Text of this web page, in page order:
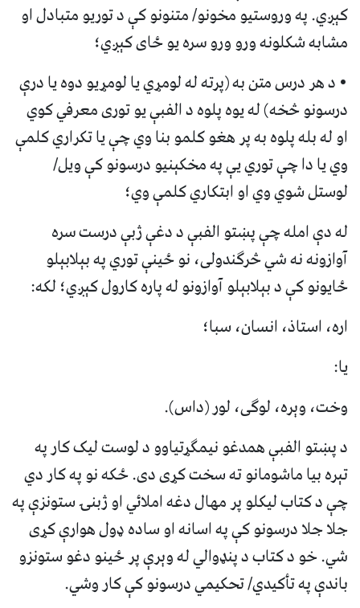
کېږي. په وروستيو مخونو/ متنونو کې د توريو متبادل او
مشابه شکلونه ورو ورو سره يو ځای کېږي؛
• د هر درس متن به (پرته له لومړي يا لومړيو دوه يا درې
درسونو څخه) له يوه پلوه د الفبې يو توری معرفي کوي
او له بله پلوه به پر هغو کلمو بنا وي چې يا تکراري کلمې
وي يا دا چې توري يې په مخکېنيو درسونو کې ويل/
لوستل شوي وي او ابتکاري کلمې وي؛
له دې امله چې پښتو الفبې د دغې ژبې درست سره
آوازونه نه شي څرګندولی، نو ځينې توري په بېلابېلو
ځايونو کې د بېلابېلو آوازونو له پاره کارول کېږي؛ لکه:
اره، استاذ، انسان، سبا؛
يا:
وخت، وېره، لوګی، لور (داس).
د پښتو الفبې همدغو نيمګړتياوو د لوست ليک کار په
تېره بيا ماشومانو ته سخت کړی دی. ځکه نو په کار دي
چې د کتاب ليکلو پر مهال دغه املائي او ژبنۍ ستونزې په
جلا جلا درسونو کې په اسانه او ساده ډول هوارې کړی
شي. خو د کتاب د پنډوالي له وېرې پر ځينو دغو ستونزو
باندې په تأکيدي/ تحکيمي درسونو کې کار وشي.